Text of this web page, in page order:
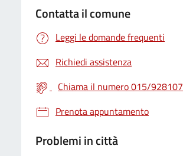
Contatta il comune
Leggi le domande frequenti
Richiedi assistenza
Chiama il numero 015/928107
Prenota appuntamento
Problemi in città